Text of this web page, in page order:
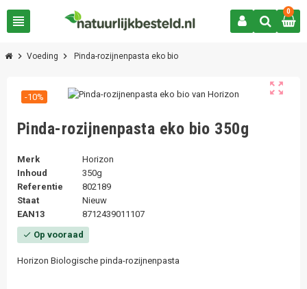
view_headline
0
chevron_right Voeding chevron_right Pinda-rozijnenpasta eko bio
zoom_out_map
-10%
Pinda-rozijnenpasta eko bio 350g
Merk
Horizon
Inhoud
350g
Referentie
802189
Staat
Nieuw
EAN13
8712439011107
check Op vooraad
Horizon Biologische pinda-rozijnenpasta